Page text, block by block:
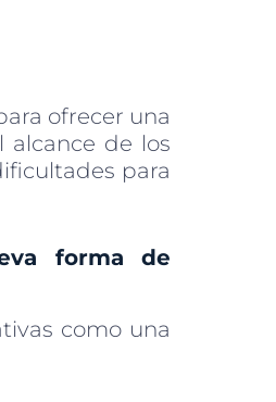
ofrecer una
alcance de los
para
forma de
como una